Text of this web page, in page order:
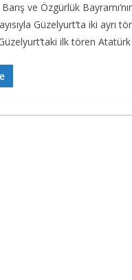
ve Özgürlük
Güzelyurt’ta iki ayrı
ilk tören Atatürk